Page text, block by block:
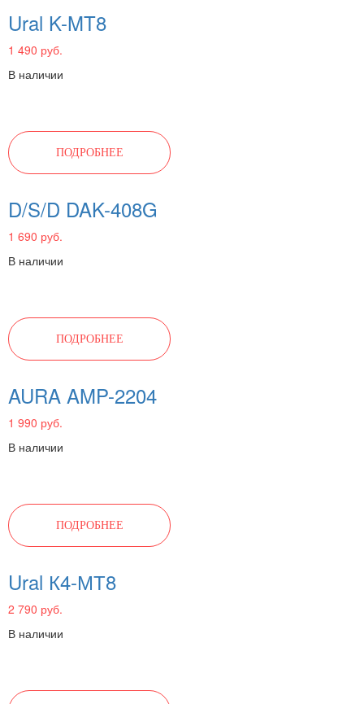
Ural K-MT8
1 490 руб.
В наличии
ПОДРОБНЕЕ
D/S/D DAK-408G
1 690 руб.
В наличии
ПОДРОБНЕЕ
AURA AMP-2204
1 990 руб.
В наличии
ПОДРОБНЕЕ
Ural К4-МТ8
2 790 руб.
В наличии